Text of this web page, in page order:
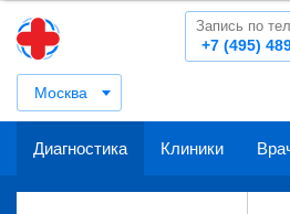
Москва
+7 (495)
Запись по
Диагностика Клиники